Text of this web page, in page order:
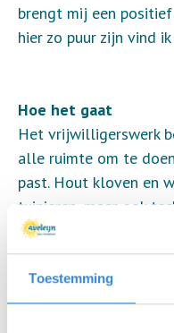
Toestemming
brengt mij een
hier zo puur zijn vind
Hoe het gaat
Het vrijwilligerswerk
alle ruimte om te
past. Hout kloven en
tuinieren, maar ook
welkom. Arjan: ‘Een
begonnen met het
helpen nu twee
binnenkomst al